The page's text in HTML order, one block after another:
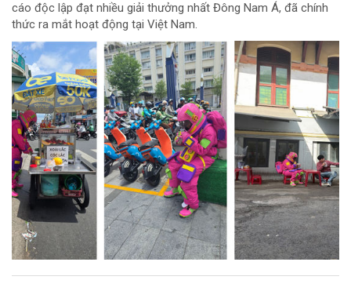
cáo độc lập đạt nhiều giải thưởng nhất Đông Nam Á, đã chính
thức ra mắt hoạt động tại Việt Nam.